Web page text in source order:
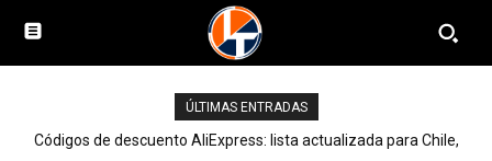
ÚLTIMAS ENTRADAS
Códigos de descuento AliExpress: lista actualizada para Chile,